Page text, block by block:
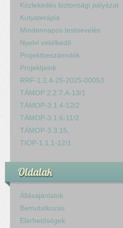
Közlekedés biztonsági pályázat
Kutyaterápia
Mindennapos testnevelés
Nyelvi vetélkedő
Projektbeszámolók
Projektjeink
RRF-1.2.4-25-2025-00053
TÁMOP 2.2.7.A-13/1
TÁMOP-3.1.4-12/2
TÁMOP-3.1.6-11/2
TÁMOP-3.3.15.
TIOP-1.1.1-12/1
Oldalak
Állásajánlatok
Bemutatkozás
Elérhetőségek